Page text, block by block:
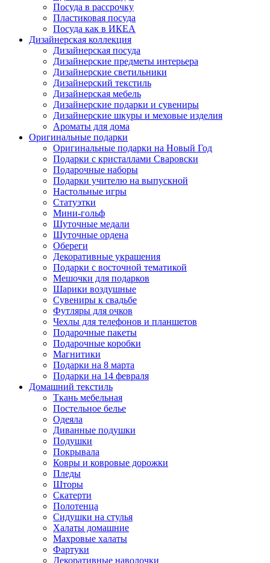
Посуда в рассрочку
Пластиковая посуда
Посуда как в ИКЕА
Дизайнерская коллекция
Дизайнерская посуда
Дизайнерские предметы интерьера
Дизайнерские светильники
Дизайнерский текстиль
Дизайнерская мебель
Дизайнерские подарки и сувениры
Дизайнерские шкуры и меховые изделия
Ароматы для дома
Оригинальные подарки
Оригинальные подарки на Новый Год
Подарки с кристаллами Сваровски
Подарочные наборы
Подарки учителю на выпускной
Настольные игры
Статуэтки
Мини-гольф
Шуточные медали
Шуточные ордена
Обереги
Декоративные украшения
Подарки с восточной тематикой
Мешочки для подарков
Шарики воздушные
Сувениры к свадьбе
Футляры для очков
Чехлы для телефонов и планшетов
Подарочные пакеты
Подарочные коробки
Магнитики
Подарки на 8 марта
Подарки на 14 февраля
Домашний текстиль
Ткань мебельная
Постельное белье
Одеяла
Диванные подушки
Подушки
Покрывала
Ковры и ковровые дорожки
Пледы
Шторы
Скатерти
Полотенца
Сидушки на стулья
Халаты домашние
Махровые халаты
Фартуки
Декоративные наволочки